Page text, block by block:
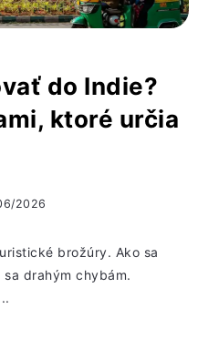
do Indie?
ktoré určia
2026
brožúry. Ako sa
drahým chybám.